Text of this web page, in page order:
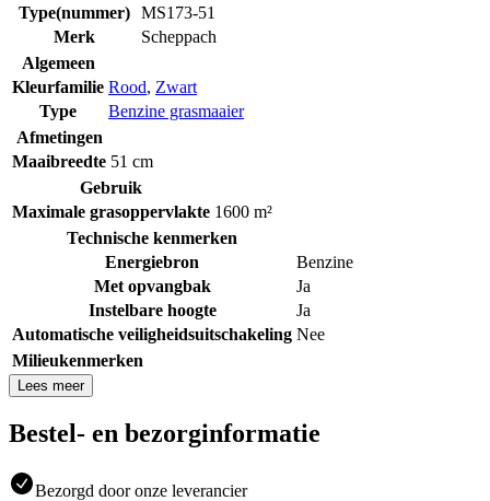
Type(nummer) MS173-51
Merk
Scheppach
Algemeen
Kleurfamilie Rood, Zwart
Type
Benzine grasmaaier
Afmetingen
Maaibreedte 51 cm
Gebruik
Maximale grasoppervlakte 1600 m²
Technische kenmerken
Energiebron
Benzine
Met opvangbak
Ja
Instelbare hoogte
Ja
Automatische veiligheidsuitschakeling Nee
Milieukenmerken
Lees meer
Bestel- en bezorginformatie
Bezorgd door onze leverancier